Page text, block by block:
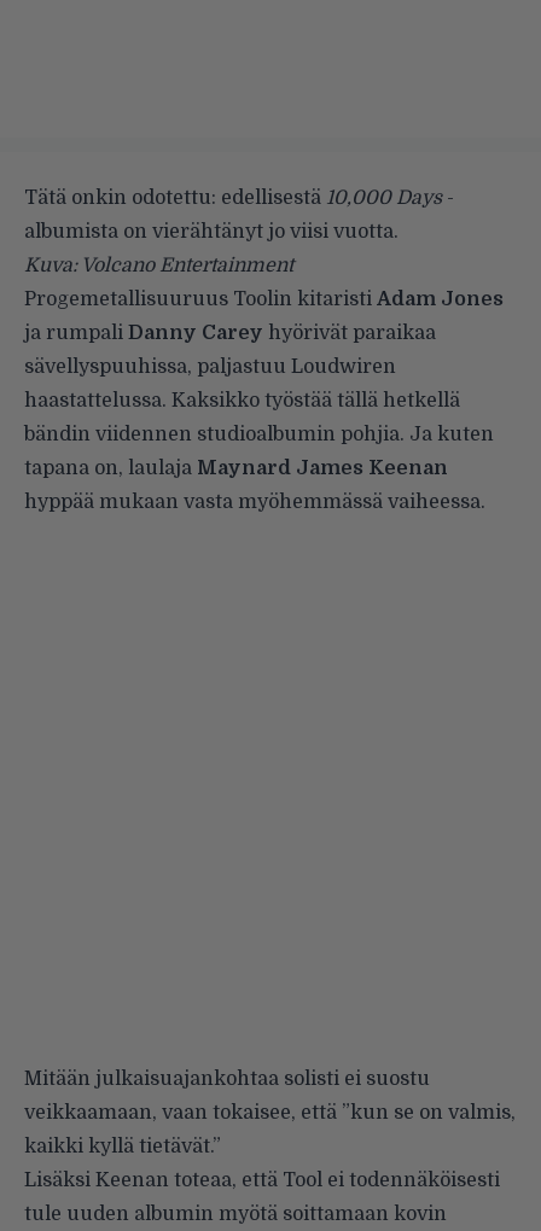
Tätä onkin odotettu: edellisestä 10,000 Days-
albumista on vierähtänyt jo viisi vuotta.
Kuva: Volcano Entertainment
Progemetallisuuruus Toolin kitaristi Adam Jones
ja rumpali Danny Carey hyörivät paraikaa
sävellyspuuhissa, paljastuu Loudwiren
haastattelussa. Kaksikko työstää tällä hetkellä
bändin viidennen studioalbumin pohjia. Ja kuten
tapana on, laulaja Maynard James Keenan
hyppää mukaan vasta myöhemmässä vaiheessa.
Mitään julkaisuajankohtaa solisti ei suostu
veikkaamaan, vaan tokaisee, että ”kun se on valmis,
kaikki kyllä tietävät.”
Lisäksi Keenan toteaa, että Tool ei todennäköisesti
tule uuden albumin myötä soittamaan kovin